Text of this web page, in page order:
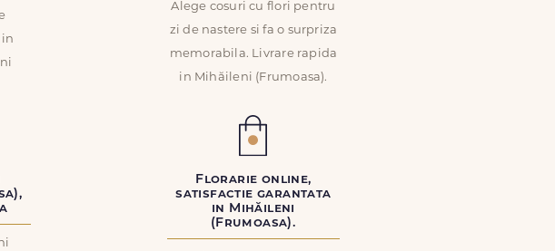
in
Alege cosuri cu flori pentru
zi de nastere si fa o surpriza
memorabila. Livrare rapida
in Mihăileni (Frumoasa).
Florarie online,
satisfactie garantata
in Mihăileni
(Frumoasa).